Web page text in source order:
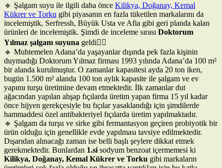
🔹 Şalgam suyu ile ilgili daha önce Kilikya, Doğanay, Kemal
Kükrer ve Torku gibi piyasanın en fazla tüketilen markalarını da
incelemiştik, Serfressh, Büyük Usta ve Afia gibi geri planda kalan
ürünleri de incelemiştik. Şimdi de inceleme sırası Doktorum
Yılmaz şalgam suyuna geldi🕵️‍♂️
🔹 Muhtemelen Adana’da yaşayanlar dışında pek fazla kişinin
duymadığı Doktorum Yılmaz firması 1993 yılında Adana’da 100 m²
bir alanda kurulmuştur. O zamanlar kapasitesi ayda 20 ton iken,
bugün 1.500 m² alanda 100 ton aylık kapasite ile şalgam ve ev
yapımı turşu üretimine devam etmektedir. İlk zamanlar dut
ağacından yapılan ahşap fıçılarda üretim yapan firma 15 yıl kadar
önce hijyen gerekçesiyle bu fıçılar yasaklandığı için şimdilerde
hammaddesi özel antibakteriyel fıçılarda üretim yapılmaktadır.
🔹 Şalgam da turşu ve sirke gibi fermantasyon geçiren probiyotik bir
ürün olduğu için genellikle evde yapılması tavsiye edilmektedir.
Dışarıdan alınacağı zaman ise belli başlı şeylere dikkat etmek
gerekmektedir. Bunlardan 1.si sodyum benzoat içermemesi ki
Kilikya, Doğanay, Kemal Kükrer ve Torku gibi markaların